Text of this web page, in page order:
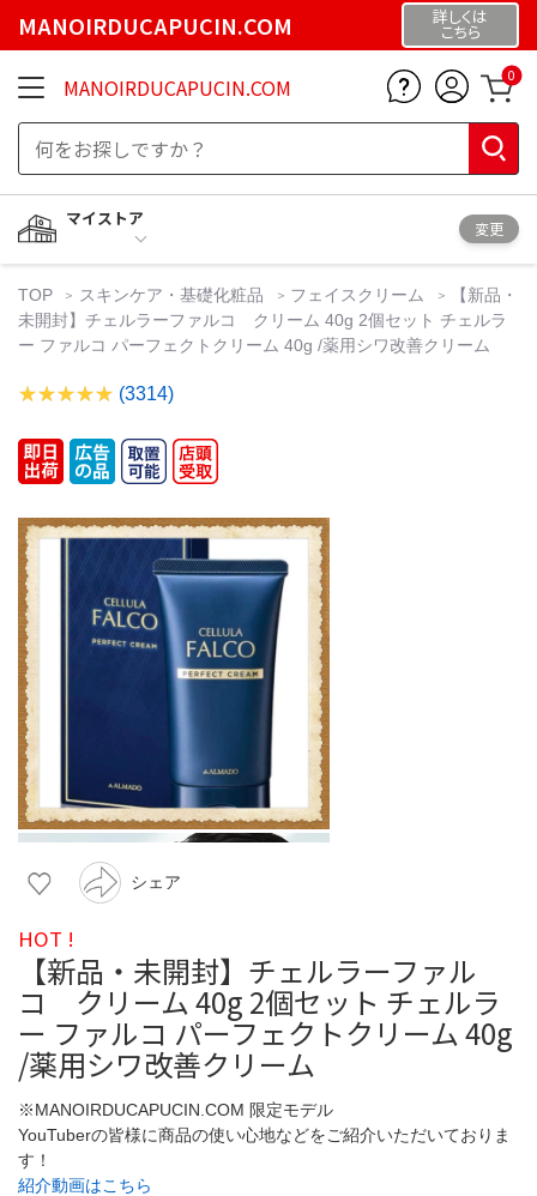
MANOIRDUCAPUCIN.COM 詳しくは
こちら
MANOIRDUCAPUCIN.COM 0
マイストア
変更
TOP スキンケア・基礎化粧品 フェイスクリーム
【新品・
未開封】チェルラーファルコ クリーム 40g 2個セット チェルラ
ー ファルコ パーフェクトクリーム 40g /薬用シワ改善クリーム
(3314)
シェア
HOT !
【新品・未開封】チェルラーファル
コ クリーム 40g 2個セット チェルラ
ー ファルコ パーフェクトクリーム 40g
/薬用シワ改善クリーム
※MANOIRDUCAPUCIN.COM 限定モデル
YouTuberの皆様に商品の使い心地などをご紹介いただいておりま
す！
紹介動画はこちら